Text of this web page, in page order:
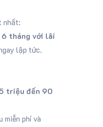
nhất:
6 tháng với lãi
lập tức.
triệu đến 90
miễn phí và